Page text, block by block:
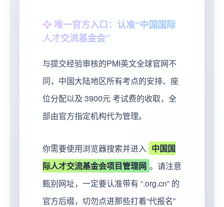
❖ 唯一官方入口：认准“中国国际
人才交流基金会”
与提交经验审核的PMI英文全球官网不
同，中国大陆地区所有考点的安排、座
位分配以及 3900元 考试费的收取，全
部由官方指定机构代为管理。
你需要使用浏览器搜索并进入 中国国
际人才交流基金会项目管理网 。请注意
甄别网址，一定要认准带有 “.org.cn” 的
官方后缀，切勿点进那些打着“代报名”